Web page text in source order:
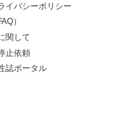
イバシーポリシー
）
関して
止依頼
誌ポータル